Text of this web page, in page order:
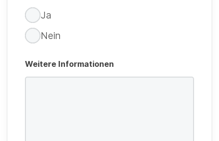
Ja
Nein
Weitere Informationen